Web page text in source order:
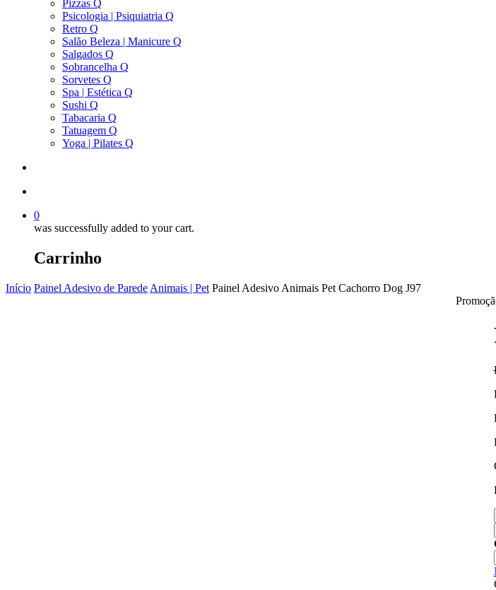
Pizzas Q
Psicologia | Psiquiatria Q
Retro Q
Salão Beleza | Manicure Q
Salgados Q
Sobrancelha Q
Sorvetes Q
Spa | Estética Q
Sushi Q
Tabacaria Q
Tatuagem Q
Yoga | Pilates Q
0
was successfully added to your cart.
Carrinho
Início Painel Adesivo de Parede Animais | Pet Painel Adesivo Animais Pet Cachorro Dog J97